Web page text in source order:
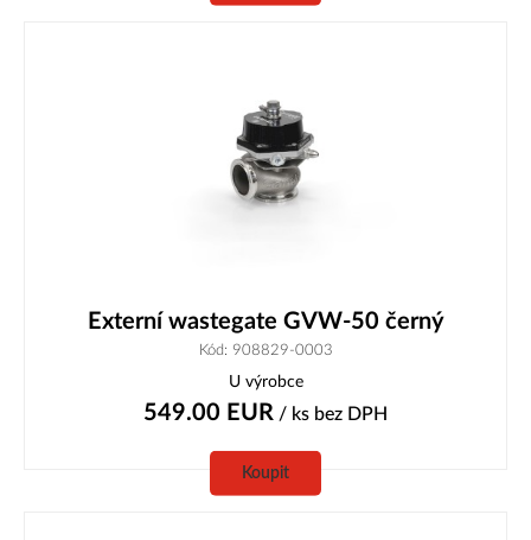
Externí wastegate GVW-50 černý
Kód: 908829-0003
U výrobce
549.00 EUR / ks bez DPH
Koupit